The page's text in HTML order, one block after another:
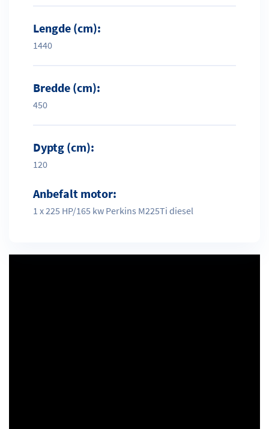
Lengde (cm):
1440
Bredde (cm):
450
Dyptg (cm):
120
Anbefalt motor:
1 x 225 HP/165 kw Perkins M225Ti diesel